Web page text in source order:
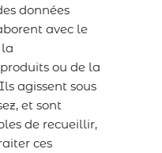
données
avec le
ou de la
agissent sous
et sont
de recueillir,
ces